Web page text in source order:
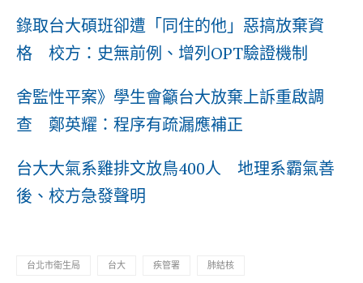
錄取台大碩班卻遭「同住的他」惡搞放棄資
格 校方：史無前例、增列OPT驗證機制
舍監性平案》學生會籲台大放棄上訴重啟調
查 鄭英耀：程序有疏漏應補正
台大大氣系雞排文放鳥400人 地理系霸氣善
後、校方急發聲明
台北市衛生局 台大 疾管署 肺結核